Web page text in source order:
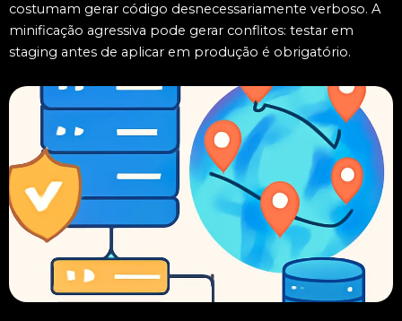
costumam gerar código desnecessariamente verboso. A
minificação agressiva pode gerar conflitos: testar em
staging antes de aplicar em produção é obrigatório.